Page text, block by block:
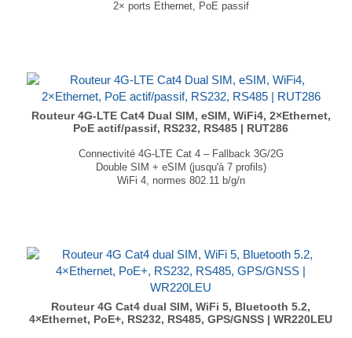
2× ports Ethernet, PoE passif
Poids : 132 gr
...
Routeur 4G-LTE Cat4 Dual SIM, eSIM, WiFi4, 2×Ethernet,
PoE actif/passif, RS232, RS485 | RUT286
Connectivité 4G-LTE Cat 4 – Fallback 3G/2G
Double SIM + eSIM (jusqu'à 7 profils)
WiFi 4, normes 802.11 b/g/n
...
Routeur 4G Cat4 dual SIM, WiFi 5, Bluetooth 5.2,
4×Ethernet, PoE+, RS232, RS485, GPS/GNSS | WR220LEU